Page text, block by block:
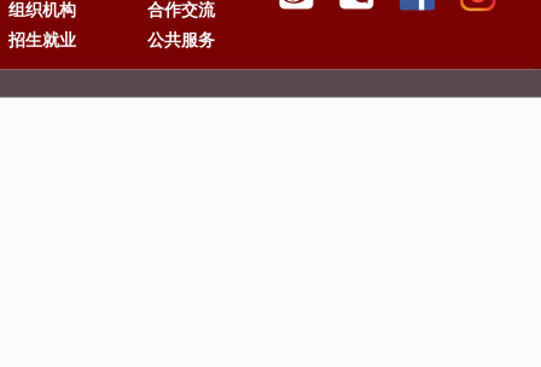
组织机构
合作交流
招生就业
公共服务